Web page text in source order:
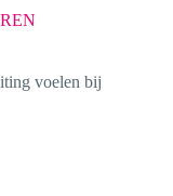
voelen bij